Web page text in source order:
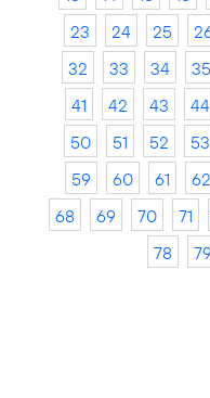
23
24 25
32
33 34 35
41
42 43 44
50
51 52 53
59
60 61 62
68
69 70 71
78